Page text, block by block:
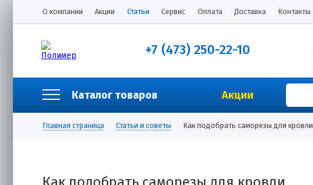
О компании Акции Статьи Сервис Оплата Доставка Контакты
+7 (473) 250-22-10
Каталог товаров Акции
Главная страница Статьи и советы Как подобрать саморезы для кровли